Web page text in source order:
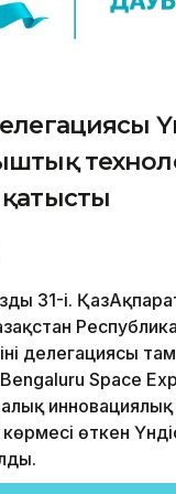
қатысты
31-і.
делегациясы
Space
өткен